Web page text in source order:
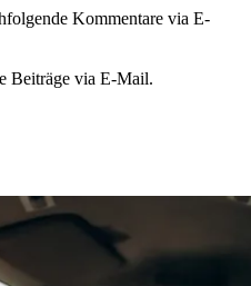
Kommentare via E-
Beiträge via E-Mail.